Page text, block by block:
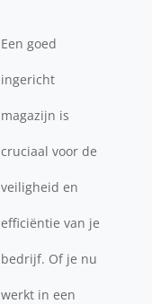
Een goed
ingericht
magazijn is
cruciaal voor de
veiligheid en
efficiëntie van je
bedrijf. Of je nu
werkt in een